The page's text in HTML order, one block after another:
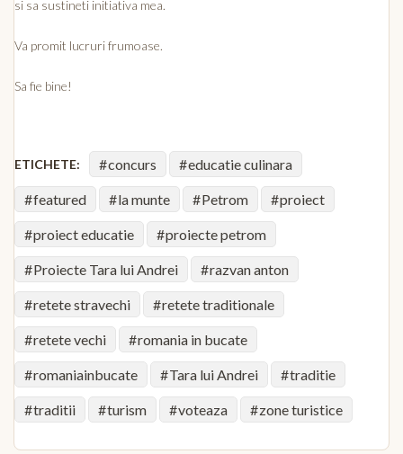
si sa sustineti initiativa mea.
Va promit lucruri frumoase.
Sa fie bine!
ETICHETE: concurs educatie culinara
featured la munte Petrom proiect
proiect educatie proiecte petrom
Proiecte Tara lui Andrei razvan anton
retete stravechi retete traditionale
retete vechi romania in bucate
romaniainbucate Tara lui Andrei traditie
traditii turism voteaza zone turistice